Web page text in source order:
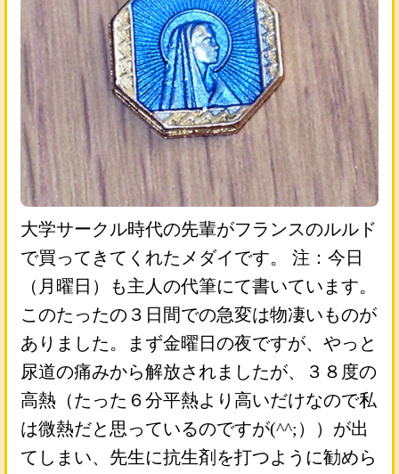
大学サークル時代の先輩がフランスのルルド
で買ってきてくれたメダイです。 注：今日
（月曜日）も主人の代筆にて書いています。
このたったの３日間での急変は物凄いものが
ありました。まず金曜日の夜ですが、やっと
尿道の痛みから解放されましたが、３８度の
高熱（たった６分平熱より高いだけなので私
は微熱だと思っているのですが(^^;））が出
てしまい、先生に抗生剤を打つように勧めら